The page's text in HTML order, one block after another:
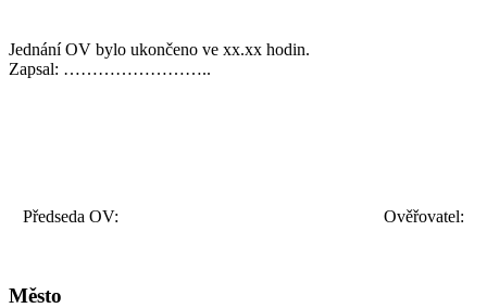
Jednání OV bylo ukončeno ve xx.xx hodin.
Zapsal: ……………………..
Předseda OV: Ověřovatel:
Město